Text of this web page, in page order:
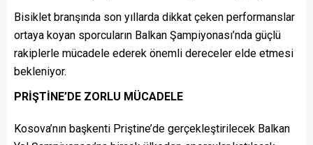
Bisiklet branşında son yıllarda dikkat çeken performanslar
ortaya koyan sporcuların Balkan Şampiyonası’nda güçlü
rakiplerle mücadele ederek önemli dereceler elde etmesi
bekleniyor.
PRİŞTİNE’DE ZORLU MÜCADELE
Kosova’nın başkenti Priştine’de gerçekleştirilecek Balkan